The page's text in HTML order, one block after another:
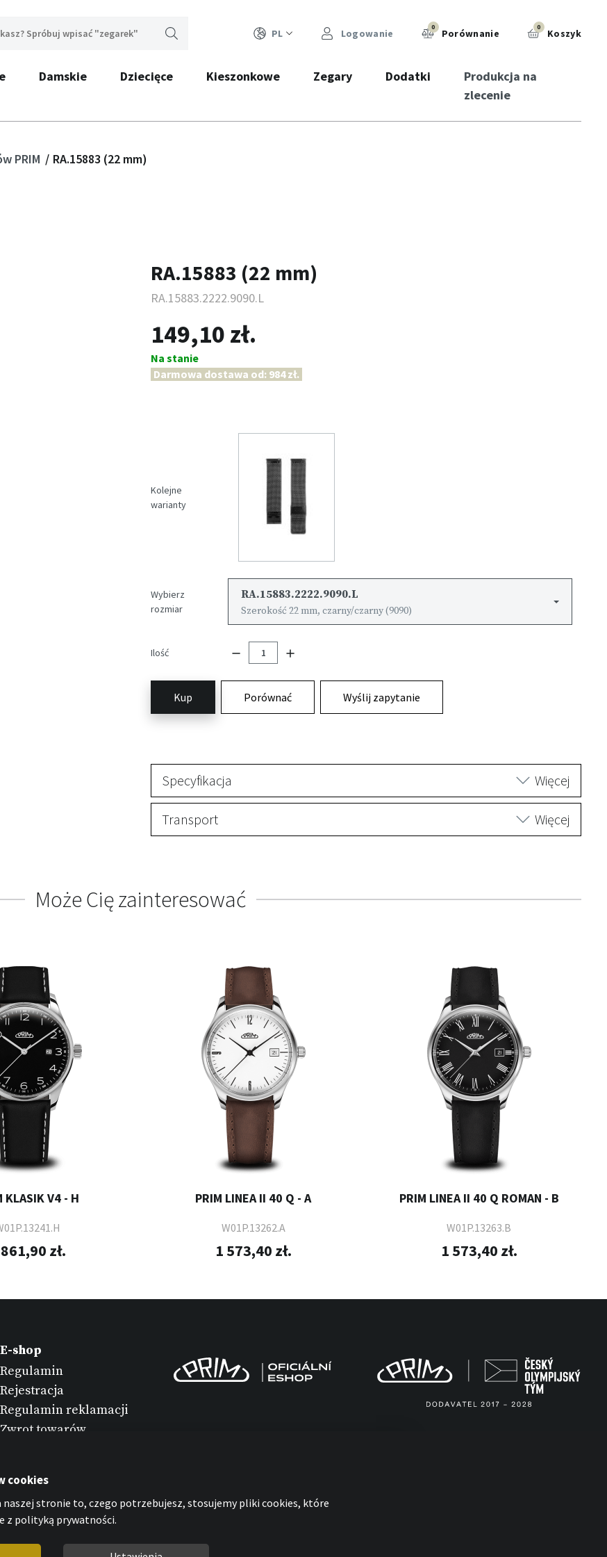
PL Logowanie 0 Porównanie 0 Koszyk
Damskie Dziecięce Kieszonkowe Zegary Dodatki
Produkcja na
zlecenie
PRIM RA.15883 (22 mm)
RA.15883 (22 mm)
RA.15883.2222.9090.L
149,10 zł.
Na stanie
Darmowa dostawa od: 984 zł.
Kolejne
warianty
Wybierz
rozmiar
RA.15883.2222.9090.L
Szerokość 22 mm, czarny/czarny (9090)
Ilość
Kup Porównać Wyślij zapytanie
Specyfikacja Więcej
Transport Więcej
Może Cię zainteresować
KLASIK V4 - H
zł.
PRIM LINEA II 40 Q - A
W01P.13262.A
1 573,40 zł.
PRIM LINEA II 40 Q ROMAN - B
W01P.13263.B
1 573,40 zł.
E-shop
Regulamin
Rejestracja
Regulamin reklamacji
Zwrot towarów
Ochrona danych
osobowych
Oświadczenie o
plikach cookies
cookies
naszej stronie to, czego potrzebujesz, stosujemy pliki cookies, które
z polityką prywatności.